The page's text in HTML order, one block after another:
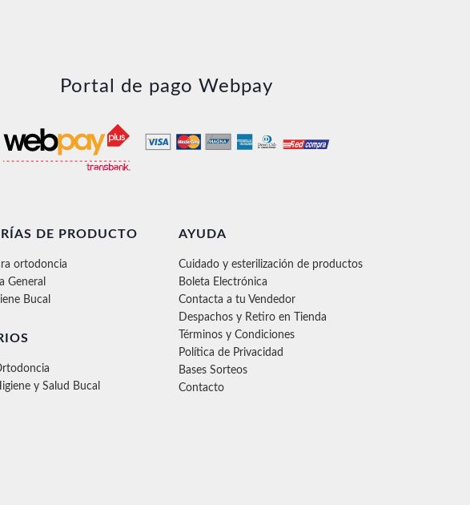
Portal de pago Webpay
DE PRODUCTO
ortodoncia
General
Bucal
y Salud Bucal
AYUDA
Cuidado y esterilización de productos
Boleta Electrónica
Contacta a tu Vendedor
Despachos y Retiro en Tienda
Términos y Condiciones
Política de Privacidad
Bases Sorteos
Contacto